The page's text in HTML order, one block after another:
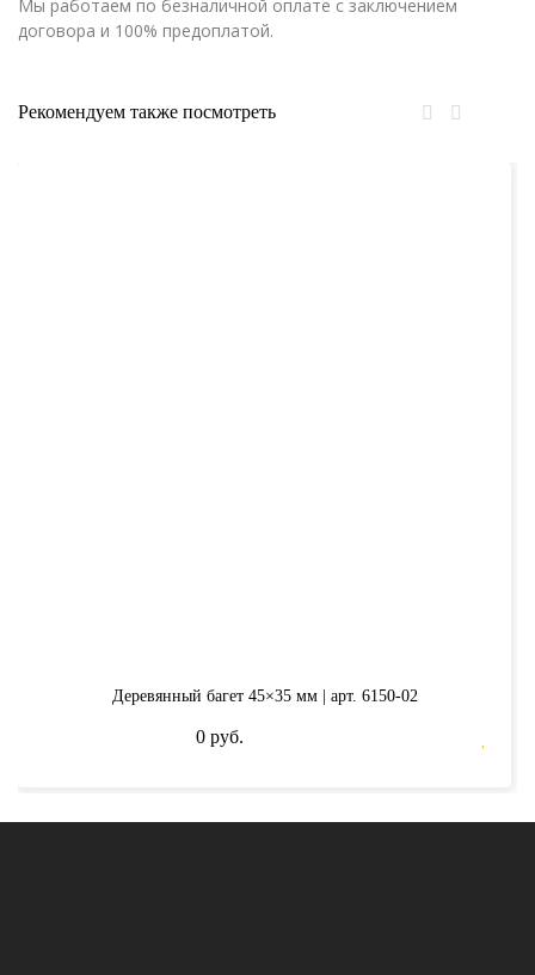
Мы работаем по безналичной оплате с заключением
договора и 100% предоплатой.
Рекомендуем также посмотреть
Деревянный багет 45×35 мм | арт. 6150-02
0 руб.